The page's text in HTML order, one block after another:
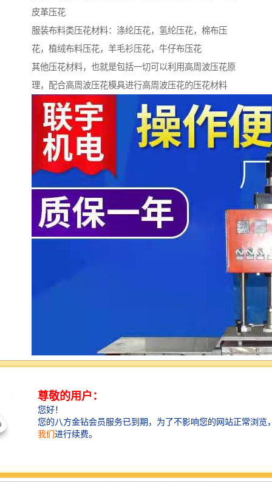
皮革压花
服装布料类压花材料：涤纶压花，氢纶压花，棉布压
花，植绒布料压花，羊毛衫压花，牛仔布压花
其他压花材料，也就是包括一切可以利用高周波压花原
理，配合高周波压花模具进行高周波压花的压花材料